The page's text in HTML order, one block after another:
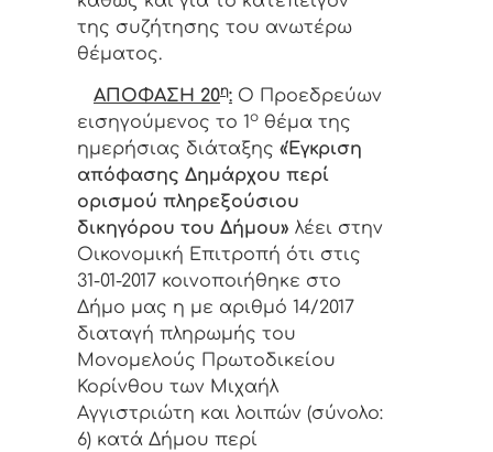
της συζήτησης του ανωτέρω
θέματος.
ΑΠΟΦΑΣΗ 20η: Ο Προεδρεύων
εισηγούμενος το 1ο θέμα της
ημερήσιας διάταξης «Έγκριση
απόφασης Δημάρχου περί
ορισμού πληρεξούσιου
δικηγόρου του Δήμου» λέει στην
Οικονομική Επιτροπή ότι στις
31-01-2017 κοινοποιήθηκε στο
Δήμο μας η με αριθμό 14/2017
διαταγή πληρωμής του
Μονομελούς Πρωτοδικείου
Κορίνθου των Μιχαήλ
Αγγιστριώτη και λοιπών (σύνολο:
6) κατά Δήμου περί